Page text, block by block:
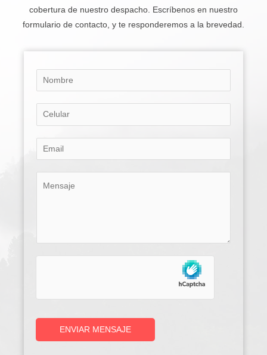
cobertura de nuestro despacho. Escríbenos en nuestro
formulario de contacto, y te responderemos a la brevedad.
ENVIAR MENSAJE